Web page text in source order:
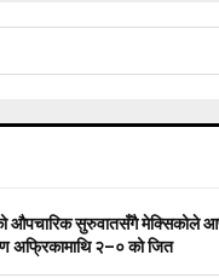
औपचारिक सुरुवातसँगै मेक्सिकोले
अफ्रिकामाथि २–० को जित